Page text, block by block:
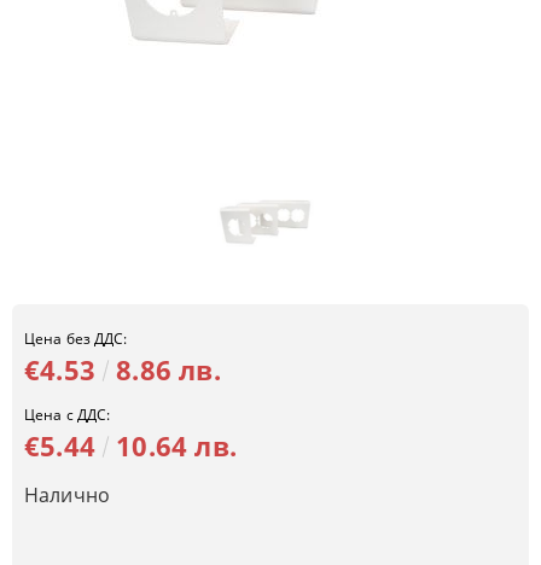
Цена без ДДС:
€4.53 8.86 лв.
Цена с ДДС:
€5.44 10.64 лв.
Налично